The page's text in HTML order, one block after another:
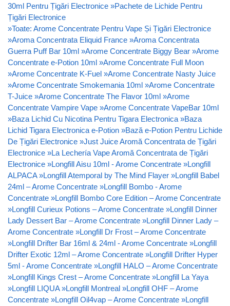
30ml Pentru Țigări Electronice »Pachete de Lichide Pentru
Țigări Electronice
»Toate: Arome Concentrate Pentru Vape Și Țigări Electronice
»Aroma Concentrata Eliquid France »Aroma Concentrata
Guerra Puff Bar 10ml »Arome Concentrate Biggy Bear »Arome
Concentrate e-Potion 10ml »Arome Concentrate Full Moon
»Arome Concentrate K-Fuel »Arome Concentrate Nasty Juice
»Arome Concentrate Smokemania 10ml »Arome Concentrate
T-Juice »Arome Concentrate The Flavor 10ml »Arome
Concentrate Vampire Vape »Arome Concentrate VapeBar 10ml
»Baza Lichid Cu Nicotina Pentru Tigara Electronica »Baza
Lichid Tigara Electronica e-Potion »Bază e-Potion Pentru Lichide
De Țigări Electronice »Just Juice Aromă Concentrata de Țigări
Electronice »La Lechería Vape Aromă Concentrata de Țigări
Electronice »Longfill Aisu 10ml - Arome Concentrate »Longfill
ALPACA »Longfill Atemporal by The Mind Flayer »Longfill Babel
24ml – Arome Concentrate »Longfill Bombo - Arome
Concentrate »Longfill Bombo Core Edition – Arome Concentrate
»Longfill Curieux Potions – Arome Concentrate »Longfill Dinner
Lady Dessert Bar – Arome Concentrate »Longfill Dinner Lady –
Arome Concentrate »Longfill Dr Frost – Arome Concentrate
»Longfill Drifter Bar 16ml & 24ml - Arome Concentrate »Longfill
Drifter Exotic 12ml – Arome Concentrate »Longfill Drifter Hyper
5ml - Arome Concentrate »Longfill HALO – Arome Concentrate
»Longfill Kings Crest – Arome Concentrate »Longfill La Yaya
»Longfill LIQUA »Longfill Montreal »Longfill OHF – Arome
Concentrate »Longfill Oil4vap – Arome Concentrate »Longfill